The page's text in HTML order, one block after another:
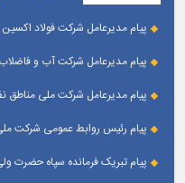
پیام مدیرعامل شرکت فولاد
پیام مدیرعامل شرکت آب و فاضلاب
پیام مدیرعامل شركت ملی مناطق
پیام رئیس روابط عمومی شركت
پیام تبریک فرمانده سپاه حضرت